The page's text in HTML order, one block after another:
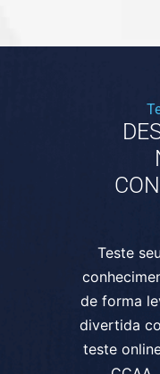
Teste
de forma
divertida
teste